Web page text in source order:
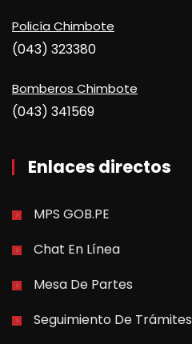
Policía Chimbote
(043) 323380
Bomberos Chimbote
(043) 341569
Enlaces directos
MPS GOB.PE
Chat En Línea
Mesa De Partes
Seguimiento De Trámites